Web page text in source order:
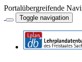
Portalübergreifende
Toggle navigation